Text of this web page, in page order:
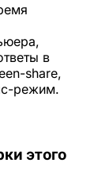
в
share,
режим.
этого